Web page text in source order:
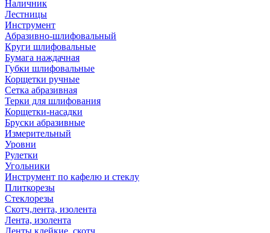
Наличник
Лестницы
Инструмент
Абразивно-шлифовальный
Круги шлифовальные
Бумага наждачная
Губки шлифовальные
Корщетки ручные
Сетка абразивная
Терки для шлифования
Корщетки-насадки
Бруски абразивные
Измерительный
Уровни
Рулетки
Угольники
Инструмент по кафелю и стеклу
Плиткорезы
Стеклорезы
Скотч,лента, изолента
Лента, изолента
Ленты клейкие, скотч